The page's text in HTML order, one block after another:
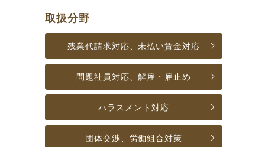
取扱分野
残業代請求対応、未払い賃金対応
問題社員対応、解雇・雇止め
ハラスメント対応
団体交渉、 労働組合対策